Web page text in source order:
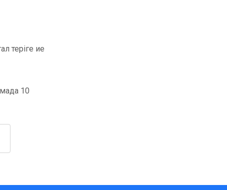
теріге ие
10